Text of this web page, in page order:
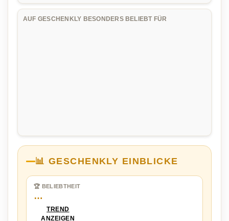
AUF GESCHENKLY BESONDERS BELIEBT FÜR
📊 GESCHENKLY EINBLICKE
🏆 BELIEBTHEIT
…
TREND
ANZEIGEN